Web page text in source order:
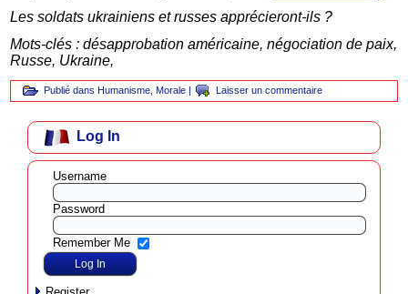
Les soldats ukrainiens et russes apprécieront-ils ?
Mots-clés : désapprobation américaine, négociation de paix,
Russe, Ukraine,
Publié dans Humanisme Morale | Laisser un commentaire
Log In
Username
Password
Remember Me